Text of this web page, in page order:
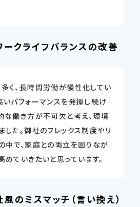
クライフバランスの改善
く、長時間労働が慢性化してい
いパフォーマンスを発揮し続け
な働き方が不可欠と考え、環境
した。御社のフレックス制度やリ
中で、家庭との両立を図りなが
ていきたいと思っています。
のミスマッチ（言い換え）